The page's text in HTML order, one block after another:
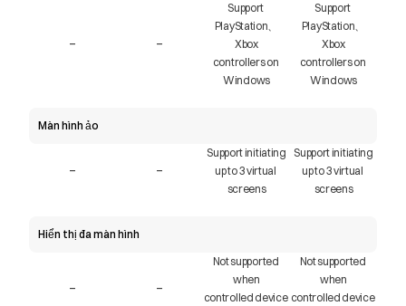
- -
Support
PlayStation、
Xbox
controllers on
Windows
Support
PlayStation、
Xbox
controllers on
Windows
Màn hình ảo
- -
Support initiating
up to 3 virtual
screens
Support initiating
up to 3 virtual
screens
Hiển thị đa màn hình
- -
Not supported
when
controlled device
Not supported
when
controlled device